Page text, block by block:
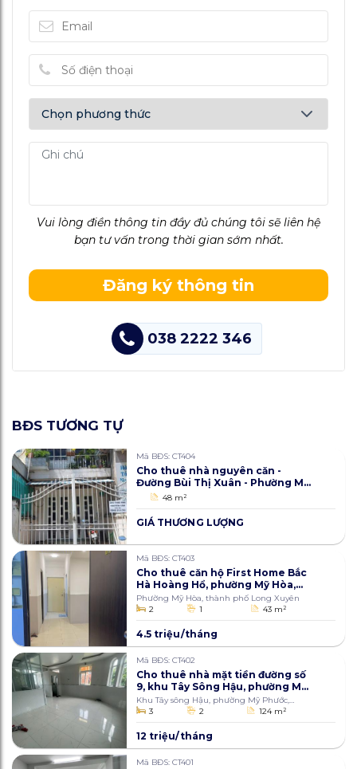
Vui lòng điền thông tin đầy đủ chúng tôi sẽ liên hệ
bạn tư vấn trong thời gian sớm nhất.
Đăng ký thông tin
038 2222 346
BĐS TƯƠNG TỰ
Mã BĐS: CT404
Cho thuê nhà nguyên căn -
Đường Bùi Thị Xuân - Phường Mỹ
Xuyên - Vị trí đắc địa, thích hợp
48 m2
GIÁ THƯƠNG LƯỢNG
Mã BĐS: CT403
Cho thuê căn hộ First Home Bắc
Hà Hoàng Hổ, phường Mỹ Hòa,
thành phố Long Xuyên, An
Giang 43m2
Phường Mỹ Hòa, thành phố Long Xuyên
2
1 43 m2
4.5 triệu/tháng
Mã BĐS: CT402
Cho thuê nhà mặt tiền đường số
9, khu Tây Sông Hậu, phường Mỹ
Phước, thành phố Long Xuyên,
An Giang 124m2
Khu Tây sông Hậu, phường Mỹ Phước,
thành phố Long Xuyên
3 2 124 m2
12 triệu/tháng
Mã BĐS: CT401